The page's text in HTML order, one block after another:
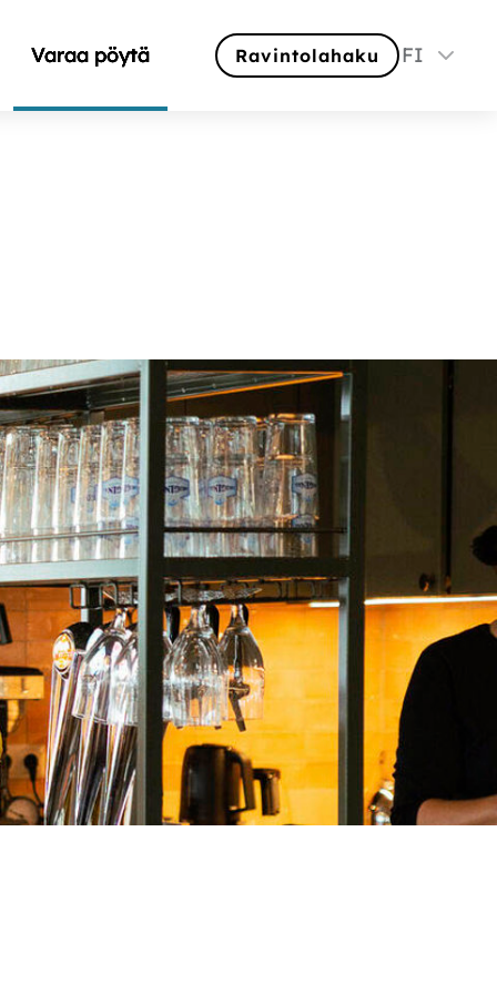
Varaa pöytä Ravintolahaku FI